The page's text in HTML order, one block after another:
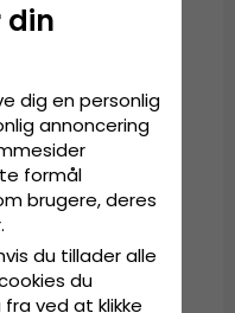
cappen.
dig en personlig
annoncering
formål
brugere, deres
du tillader alle
du
fra ved at klikke